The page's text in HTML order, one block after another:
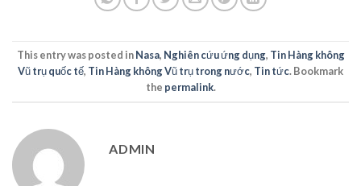
This entry was posted inNasa, Nghiên cứu ứng dụng, Tin Hàng không
Vũ trụ quốc tế, Tin Hàng không Vũ trụ trong nước, Tin tức. Bookmark
the permalink.
ADMIN